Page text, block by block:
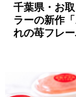
千葉県・お
ラーの新作
れの苺フレ